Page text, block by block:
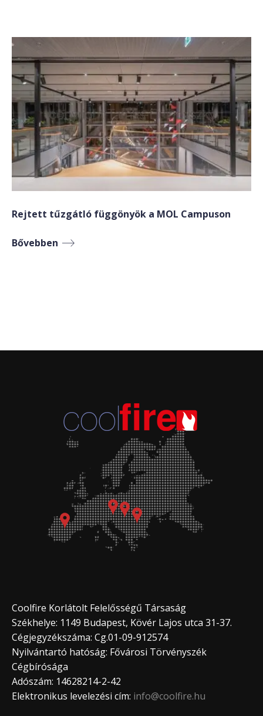
Rejtett tűzgátló függönyök a MOL Campuson
Bővebben
Coolfire Korlátolt Felelősségű Társaság
Székhelye: 1149 Budapest, Kövér Lajos utca 31-37.
Cégjegyzékszáma: Cg.01-09-912574
Nyilvántartó hatóság: Fővárosi Törvényszék
Cégbírósága
Adószám: 14628214-2-42
Elektronikus levelezési cím: info@coolfire.hu